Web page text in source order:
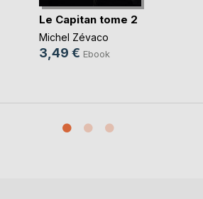
Le Capitan tome 2
Michel Zévaco
3,49 € Ebook